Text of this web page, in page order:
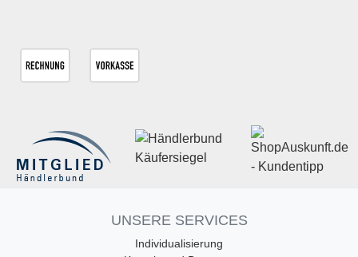
UNSERE SERVICES
Individualisierung